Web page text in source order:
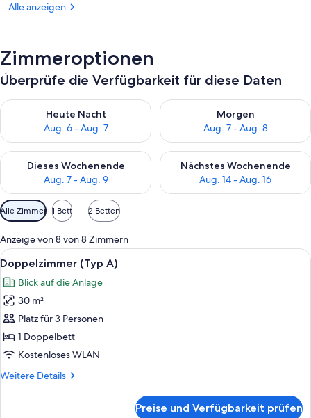
Alle anzeigen
Zimmeroptionen
Überprüfe die Verfügbarkeit für diese Daten
Heute Nacht
Aug. 6 - Aug. 7
Überprüfe die Verfügbarkeit für heute Nacht, Aug. 6 - Aug. 7.
Morgen
Aug. 7 - Aug. 8
Überprüfe die Verfügbarkeit
Dieses Wochenende
Aug. 7 - Aug. 9
Überprüfe die Verfügbarkeit für dieses Wochenende, Aug. 7
Nächstes Wochenende
Aug. 14 - Aug. 16
Überprüfe die Verfügbarkeit
Verfügbare
Filter
für
Zimmer
Alle Zimmer 1 Bett 2 Betten
Anzeige von 8 von 8 Zimmern
Alle
Fotos
für
Doppelzimmer
(Typ
A)
anzeigen
Ein Hotelzimmer mit einem Bett,
6
Doppelzimmer (Typ A)
Blick auf die Anlage
30 m²
Platz für 3 Personen
1 Doppelbett
Kostenloses WLAN
Weitere Details
Weitere
Preise und Verfügbarkeit prüfen